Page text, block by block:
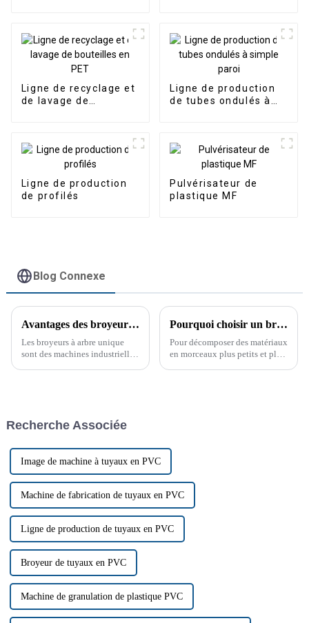
Ligne de recyclage et
de lavage de
Ligne de production
de tubes ondulés à
Ligne de production
de profilés
Pulvérisateur de
plastique MF
Blog Connexe
Avantages des broyeurs à arbre unique pour la fabrication
Les broyeurs à arbre unique
sont des machines industrielles
plastique au bois, en passant
textiles, ces machines…
Pourquoi choisir un broyeur à arbre unique ?
Pour décomposer des matériaux
en morceaux plus petits et plus
Recherche Associée
Image de machine à tuyaux en PVC
Machine de fabrication de tuyaux en PVC
Ligne de production de tuyaux en PVC
Broyeur de tuyaux en PVC
Machine de granulation de plastique PVC